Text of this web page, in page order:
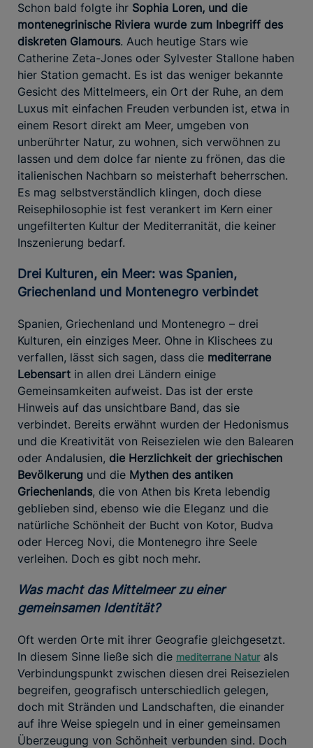
Schon bald folgte ihr Sophia Loren, und die
montenegrinische Riviera wurde zum Inbegriff des
diskreten Glamours. Auch heutige Stars wie
Catherine Zeta-Jones oder Sylvester Stallone haben
hier Station gemacht. Es ist das weniger bekannte
Gesicht des Mittelmeers, ein Ort der Ruhe, an dem
Luxus mit einfachen Freuden verbunden ist, etwa in
einem Resort direkt am Meer, umgeben von
unberührter Natur, zu wohnen, sich verwöhnen zu
lassen und dem dolce far niente zu frönen, das die
italienischen Nachbarn so meisterhaft beherrschen.
Es mag selbstverständlich klingen, doch diese
Reisephilosophie ist fest verankert im Kern einer
ungefilterten Kultur der Mediterranität, die keiner
Inszenierung bedarf.
Drei Kulturen, ein Meer: was Spanien,
Griechenland und Montenegro verbindet
Spanien, Griechenland und Montenegro – drei
Kulturen, ein einziges Meer. Ohne in Klischees zu
verfallen, lässt sich sagen, dass die mediterrane
Lebensart in allen drei Ländern einige
Gemeinsamkeiten aufweist. Das ist der erste
Hinweis auf das unsichtbare Band, das sie
verbindet. Bereits erwähnt wurden der Hedonismus
und die Kreativität von Reisezielen wie den Balearen
oder Andalusien, die Herzlichkeit der griechischen
Bevölkerung und die Mythen des antiken
Griechenlands, die von Athen bis Kreta lebendig
geblieben sind, ebenso wie die Eleganz und die
natürliche Schönheit der Bucht von Kotor, Budva
oder Herceg Novi, die Montenegro ihre Seele
verleihen. Doch es gibt noch mehr.
Was macht das Mittelmeer zu einer
gemeinsamen Identität?
Oft werden Orte mit ihrer Geografie gleichgesetzt.
In diesem Sinne ließe sich die mediterrane Naturals
Verbindungspunkt zwischen diesen drei Reisezielen
begreifen, geografisch unterschiedlich gelegen,
doch mit Stränden und Landschaften, die einander
auf ihre Weise spiegeln und in einer gemeinsamen
Überzeugung von Schönheit verbunden sind. Doch